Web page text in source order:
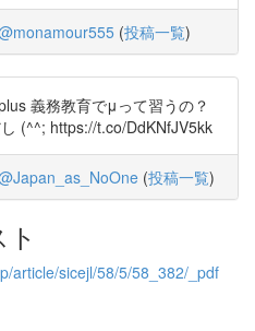
(投稿一覧)
義務教育でμって習うの？
(^^; https://t.co/DdKNfJV5kk
(投稿一覧)
article/sicejl/58/5/58_382/_pdf